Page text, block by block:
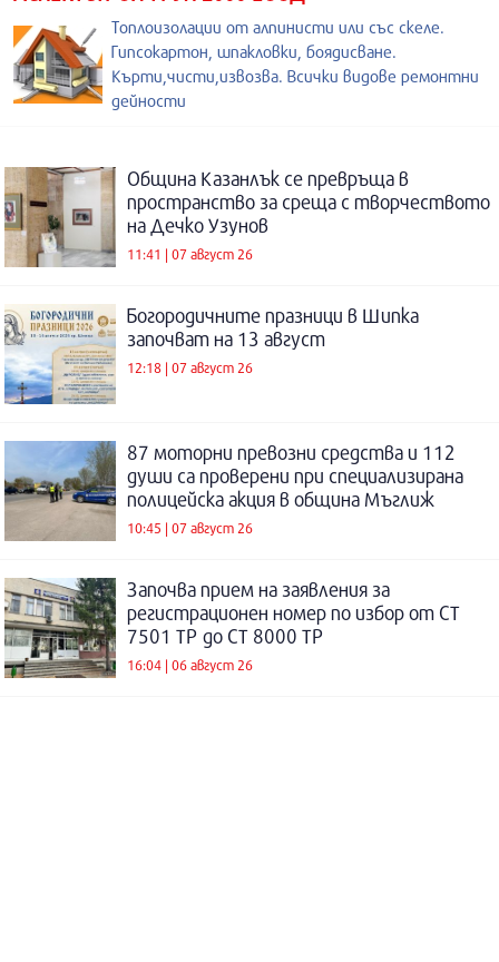
Топлоизолации от алпинисти или със скеле.
Гипсокартон, шпакловки, боядисване.
Кърти,чисти,извозва. Всички видове ремонтни
дейности
Община Казанлък се превръща в
пространство за среща с творчеството
на Дечко Узунов
11:41 | 07 август 26
Богородичните празници в Шипка
започват на 13 август
12:18 | 07 август 26
87 моторни превозни средства и 112
души са проверени при специализирана
полицейска акция в община Мъглиж
10:45 | 07 август 26
Започва прием на заявления за
регистрационен номер по избор от СТ
7501 ТР до СТ 8000 ТР
16:04 | 06 август 26